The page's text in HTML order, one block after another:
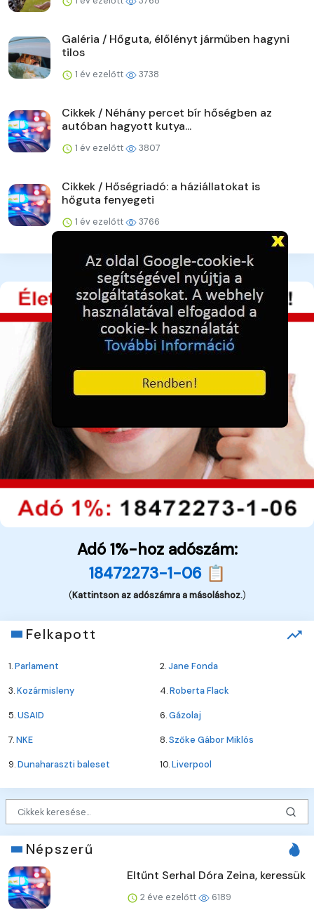
Galéria / Hőguta, élőlényt járműben hagyni
tilos
1 év ezelőtt 3738
Cikkek / Néhány percet bír hőségben az
autóban hagyott kutya...
1 év ezelőtt 3807
Cikkek / Hőségriadó: a háziállatokat is
hőguta fenyegeti
1 év ezelőtt 3766
Adó 1%-hoz adószám:
18472273-1-06 📋
(Kattintson az adószámra a másoláshoz.)
Felkapott
1.Parlament 2.Jane Fonda
3.Kozármisleny 4.Roberta Flack
5.USAID 6.Gázolaj
7.NKE 8.Szőke Gábor Miklós
9.Dunaharaszti baleset 10.Liverpool
Népszerű
Eltűnt Serhal Dóra Zeina, keressük
2 éve ezelőtt 6189